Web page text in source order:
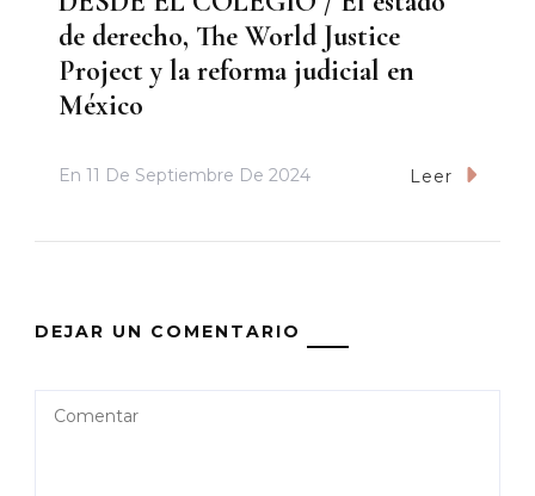
de derecho, The World Justice
Project y la reforma judicial en
México
En 11 De Septiembre De 2024 Leer
DEJAR UN COMENTARIO